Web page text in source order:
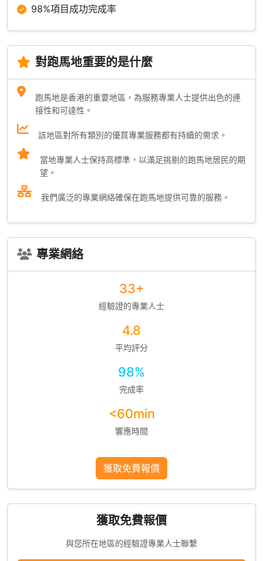
98%項目成功完成率
對跑馬地重要的是什麼
跑馬地是香港的重要地區，為服務專業人士提供出色的連
接性和可達性。
該地區對所有類別的優質專業服務都有持續的需求。
當地專業人士保持高標準，以滿足挑剔的跑馬地居民的期
望。
我們廣泛的專業網絡確保在跑馬地提供可靠的服務。
專業網絡
33+
經驗證的專業人士
4.8
平均評分
98%
完成率
<60min
響應時間
獲取免費報價
獲取免費報價
與您所在地區的經驗證專業人士聯繫